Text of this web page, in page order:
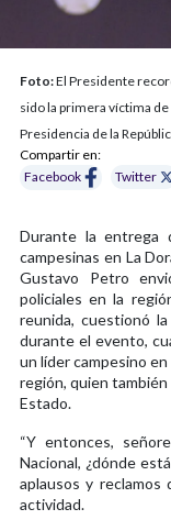
Foto:El Presidente
sido la primera víctima
Presidencia de la
Compartir en:
Facebook
Twitter
Durante la entrega
campesinas en La
Gustavo Petro
policiales en la
reunida, cuestionó
durante el evento,
un líder campesino
región, quien
Estado.
“Y entonces,
Nacional, ¿dónde
aplausos y reclamos
actividad.